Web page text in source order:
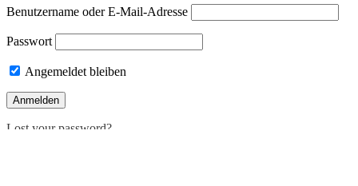
Benutzername oder E-Mail-Adresse
Passwort
Angemeldet bleiben
Lost your password?